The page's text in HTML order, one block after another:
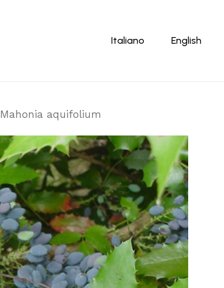
Italiano English
Mahonia aquifolium